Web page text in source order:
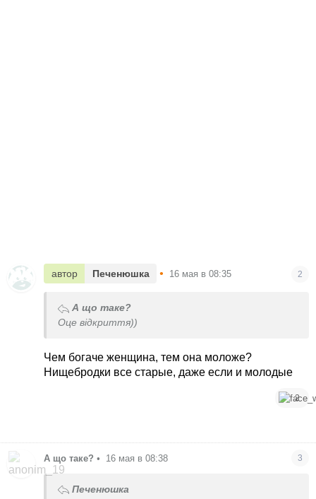
автор Печенюшка • 16 мая в 08:35 2
А що таке?
Оце відкриття))
Чем богаче женщина, тем она моложе?
Нищебродки все старые, даже если и молодые
2
А що таке? • 16 мая в 08:38 3
Печенюшка